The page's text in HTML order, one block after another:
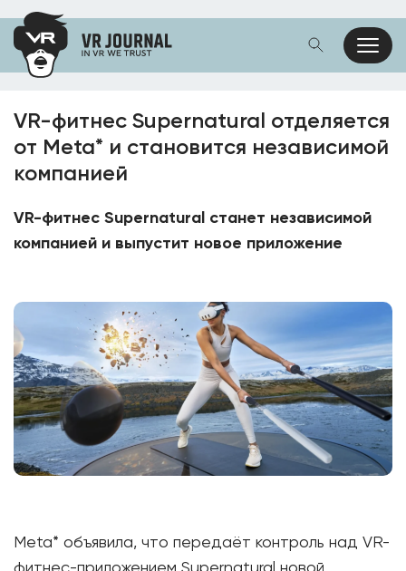
VR-фитнес Supernatural отделяется
от Meta* и становится независимой
компанией
VR-фитнес Supernatural станет независимой
компанией и выпустит новое приложение
Meta* объявила, что передаёт контроль над VR-